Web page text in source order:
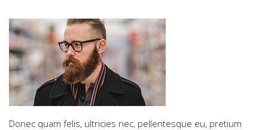
Donec quam felis, ultricies nec, pellentesque eu, pretium